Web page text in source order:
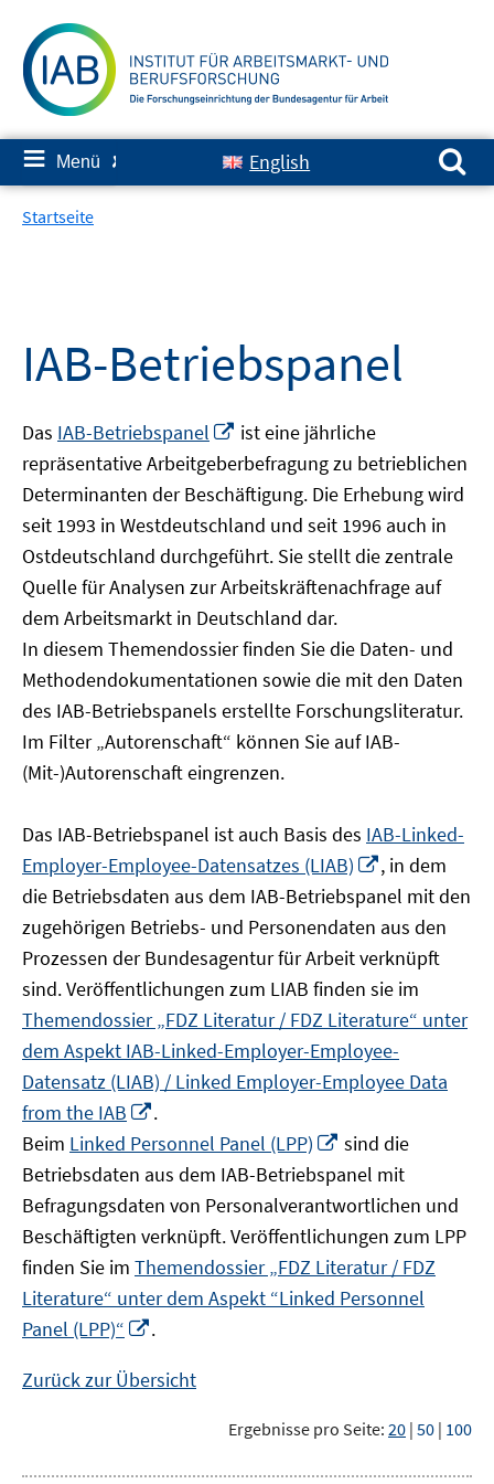
zum
Inhalt
≡ Menü ✘ English
Suchen nach:
Startseite
IAB-Betriebspanel
Das IAB-Betriebspanel
In
neuem
Fenster
öffnen
ist eine jährliche
repräsentative Arbeitgeberbefragung zu betrieblichen
Determinanten der Beschäftigung. Die Erhebung wird
seit 1993 in Westdeutschland und seit 1996 auch in
Ostdeutschland durchgeführt. Sie stellt die zentrale
Quelle für Analysen zur Arbeitskräftenachfrage auf
dem Arbeitsmarkt in Deutschland dar.
In diesem Themendossier finden Sie die Daten- und
Methodendokumentationen sowie die mit den Daten
des IAB-Betriebspanels erstellte Forschungsliteratur.
Im Filter „Autorenschaft“ können Sie auf IAB-
(Mit-)Autorenschaft eingrenzen.
Das IAB-Betriebspanel ist auch Basis des IAB-Linked-
Employer-Employee-Datensatzes (LIAB)
In
neuem
Fenster
öffnen
, in dem
die Betriebsdaten aus dem IAB-Betriebspanel mit den
zugehörigen Betriebs- und Personendaten aus den
Prozessen der Bundesagentur für Arbeit verknüpft
sind. Veröffentlichungen zum LIAB finden sie im
Themendossier „FDZ Literatur / FDZ Literature“ unter
dem Aspekt IAB-Linked-Employer-Employee-
Datensatz (LIAB) / Linked Employer-Employee Data
from the IAB
neuem
Fenster
öffnen
.
Beim Linked Personnel Panel (LPP)
In
neuem
Fenster
öffnen
sind die
Betriebsdaten aus dem IAB-Betriebspanel mit
Befragungsdaten von Personalverantwortlichen und
Beschäftigten verknüpft. Veröffentlichungen zum LPP
finden Sie im Themendossier „FDZ Literatur / FDZ
Literature“ unter dem Aspekt “Linked Personnel
Panel (LPP)“
Fenster
.
Zurück zur Übersicht
Ergebnisse pro Seite: 20 | 50 | 100